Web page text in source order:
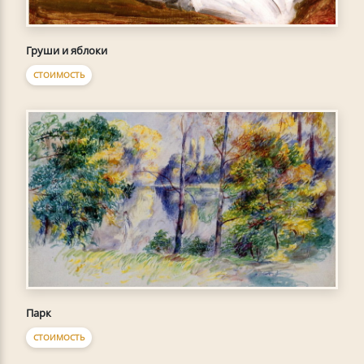
Груши и яблоки
СТОИМОСТЬ
Парк
СТОИМОСТЬ